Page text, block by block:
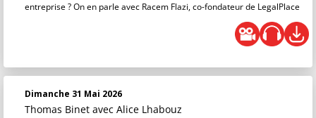
entreprise ? On en parle avec Racem Flazi, co-fondateur de LegalPlace
Dimanche 31 Mai 2026
Thomas Binet avec Alice Lhabouz